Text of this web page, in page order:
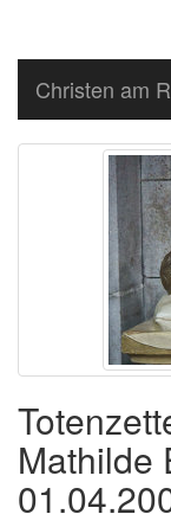
Christen am
Mathilde